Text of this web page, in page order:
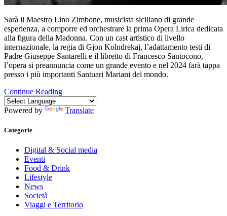
Sarà il Maestro Lino Zimbone, musicista siciliano di grande
esperienza, a comporre ed orchestrare la prima Opera Lirica dedicata
alla figura della Madonna. Con un cast artistico di livello
internazionale, la regia di Gjon Kolndrekaj, l’adattamento testi di
Padre Giuseppe Santarelli e il libretto di Francesco Santocono,
l’opera si preannuncia come un grande evento e nel 2024 farà tappa
presso i più importanti Santuari Mariani del mondo.
Continue Reading
Powered by Translate
Categorie
Digital & Social media
Eventi
Food & Drink
Lifestyle
News
Società
Viaggi e Territorio